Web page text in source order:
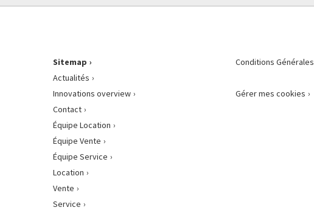
Sitemap
Actualités
Innovations overview
Contact
Équipe Location
Équipe Vente
Équipe Service
Location
Vente
Service
Conditions Générales
Gérer mes cookies